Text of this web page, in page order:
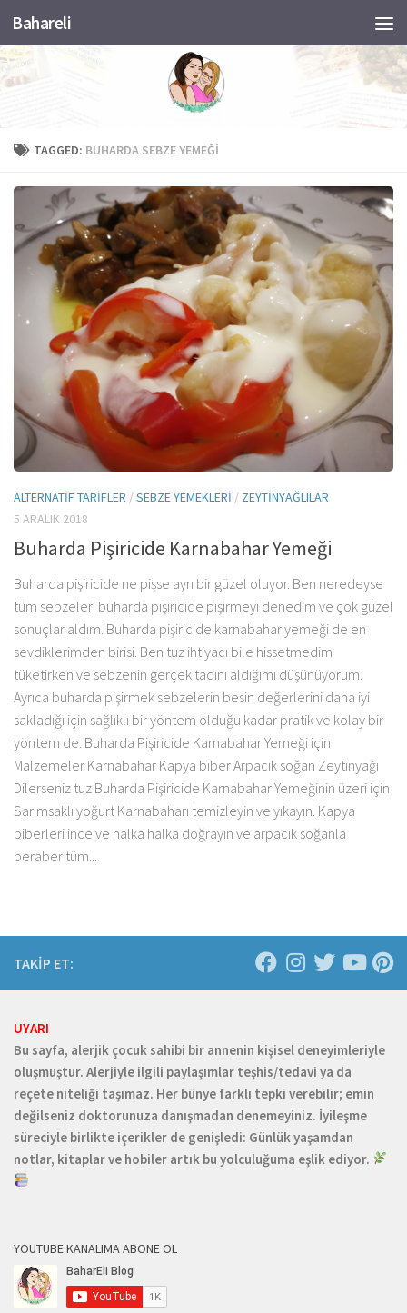
Skip to content
Bahareli
TAGGED: BUHARDA SEBZE YEMEĞI
ALTERNATIF TARIFLER /SEBZE YEMEKLERI / ZEYTINYAĞLILAR
5 ARALIK 2018
Buharda Pişiricide Karnabahar Yemeği
Buharda pişiricide ne pişse ayrı bir güzel oluyor. Ben neredeyse
tüm sebzeleri buharda pişiricide pişirmeyi denedim ve çok güzel
sonuçlar aldım. Buharda pişiricide karnabahar yemeği de en
sevdiklerimden birisi. Ben tuz ihtiyacı bile hissetmedim
tüketirken ve sebzenin gerçek tadını aldığımı düşünüyorum.
Ayrıca buharda pişirmek sebzelerin besin değerlerini daha iyi
sakladığı için sağlıklı bir yöntem olduğu kadar pratik ve kolay bir
yöntem de. Buharda Pişiricide Karnabahar Yemeği için
Malzemeler Karnabahar Kapya biber Arpacık soğan Zeytinyağı
Dilerseniz tuz Buharda Pişiricide Karnabahar Yemeğinin üzeri için
Sarımsaklı yoğurt Karnabaharı temizleyin ve yıkayın. Kapya
biberleri ince ve halka halka doğrayın ve arpacık soğanla
beraber tüm...
TAKİP ET:
UYARI
Bu sayfa, alerjik çocuk sahibi bir annenin kişisel deneyimleriyle
oluşmuştur. Alerjiyle ilgili paylaşımlar teşhis/tedavi ya da
reçete niteliği taşımaz. Her bünye farklı tepki verebilir; emin
değilseniz doktorunuza danışmadan denemeyiniz. İyileşme
süreciyle birlikte içerikler de genişledi: Günlük yaşamdan
notlar, kitaplar ve hobiler artık bu yolculuğuma eşlik ediyor.
YOUTUBE KANALIMA ABONE OL